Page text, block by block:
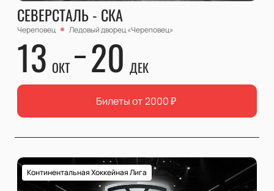
СЕВЕРСТАЛЬ - СКА
Череповец Ледовый дворец «Череповец»
13 ОКТ 20 ДЕК
Билеты от 2000₽
Континентальная Хоккейная Лига